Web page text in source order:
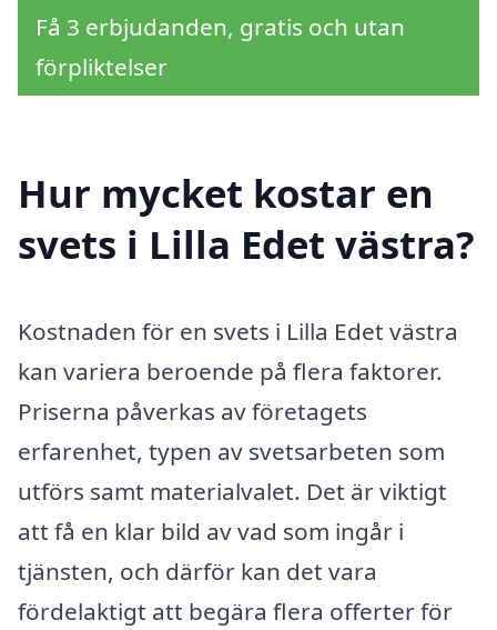
Få 3 erbjudanden, gratis och utan
förpliktelser
Hur mycket kostar en
svets i Lilla Edet västra?
Kostnaden för en svets i Lilla Edet västra
kan variera beroende på flera faktorer.
Priserna påverkas av företagets
erfarenhet, typen av svetsarbeten som
utförs samt materialvalet. Det är viktigt
att få en klar bild av vad som ingår i
tjänsten, och därför kan det vara
fördelaktigt att begära flera offerter för